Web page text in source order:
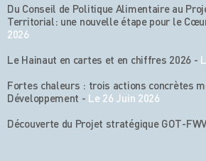
Du Conseil de Politique Alimentaire au
Territorial: une nouvelle étape pour le
2026
Le Hainaut en cartes et en chiffres 2026 -
Fortes chaleurs : trois actions concrètes
Développement - Le 26 Juin 2026
Découverte du Projet stratégique GOT-